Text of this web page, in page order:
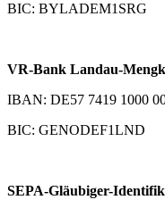
BIC: BYLADEM1SRG
VR-Bank Landau-
IBAN: DE57 7419 1000
BIC: GENODEF1LND
SEPA-Gläubiger-